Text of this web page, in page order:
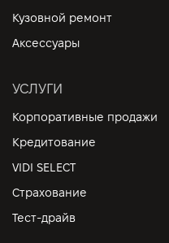
Кузовной ремонт
Аксессуары
УСЛУГИ
Корпоративные продажи
Кредитование
VIDI SELECT
Страхование
Тест-драйв